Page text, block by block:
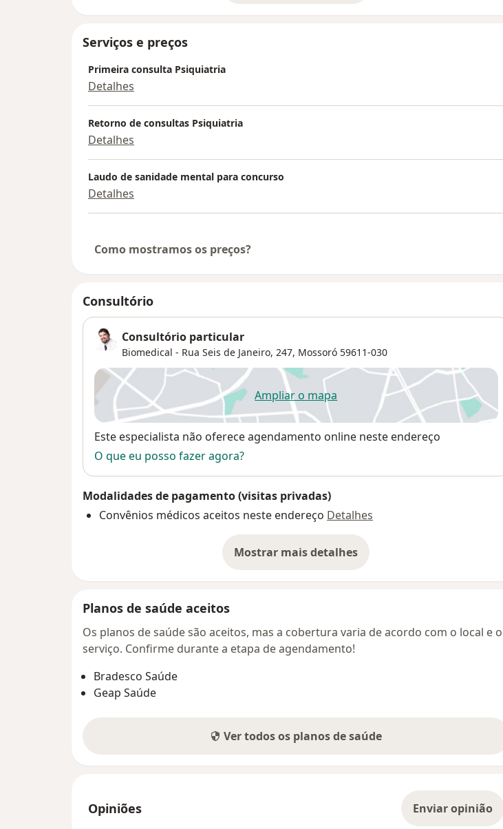
Serviços e preços
Primeira consulta Psiquiatria
Detalhes
Retorno de consultas Psiquiatria
Detalhes
Laudo de sanidade mental para concurso
Detalhes
Como mostramos os preços?
Consultório
Consultório particular
Biomedical - Rua Seis de Janeiro, 247, Mossoró 59611-030
Ampliar o mapaabre num novo separador
Disponibilidade
Este especialista não oferece agendamento online neste endereço
O que eu posso fazer agora?
Modalidades de pagamento (visitas privadas)
Convênios médicos aceitos neste endereço Detalhes
Mostrar mais detalhes
sobre o endereço
Planos de saúde aceitos
Os planos de saúde são aceitos, mas a cobertura varia de acordo com o local e o
serviço. Confirme durante a etapa de agendamento!
Bradesco Saúde
Geap Saúde
Ver todos os planos de saúde
Opiniões Enviar opinião